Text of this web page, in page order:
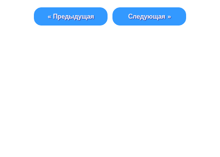
« Предыдущая Следующая »